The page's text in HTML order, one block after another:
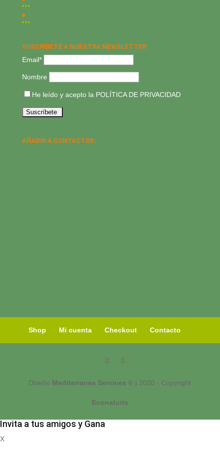
SUSCRÍBETE A NUESTRA NEWSLETTER:
Email*
Nombre
He leído y acepto la POLÍTICA DE PRIVACIDAD
AÑADIR A CONTACTOS:
Shop Mi cuenta Checkout Contacto
Diseño Mediterranea Services © | 2020 - Copyright
Econaturis
Invita a tus amigos y Gana
X